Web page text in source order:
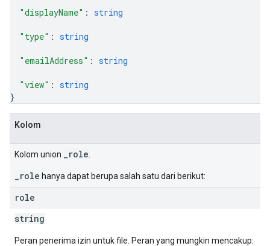
"displayName" : string
"type" : string
"emailAddress" : string
"view" : string
}
Kolom
Kolom union _role
_role hanya dapat berupa salah satu dari berikut:
role
string
Peran penerima izin untuk file. Peran yang mungkin mencakup: